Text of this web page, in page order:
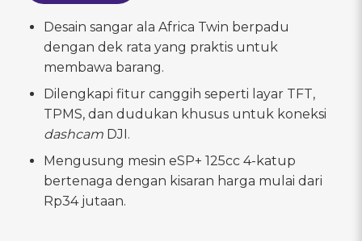
Desain sangar ala Africa Twin berpadu
dengan dek rata yang praktis untuk
membawa barang.
Dilengkapi fitur canggih seperti layar TFT,
TPMS, dan dudukan khusus untuk koneksi
dashcam DJI.
Mengusung mesin eSP+ 125cc 4-katup
bertenaga dengan kisaran harga mulai dari
Rp34 jutaan.